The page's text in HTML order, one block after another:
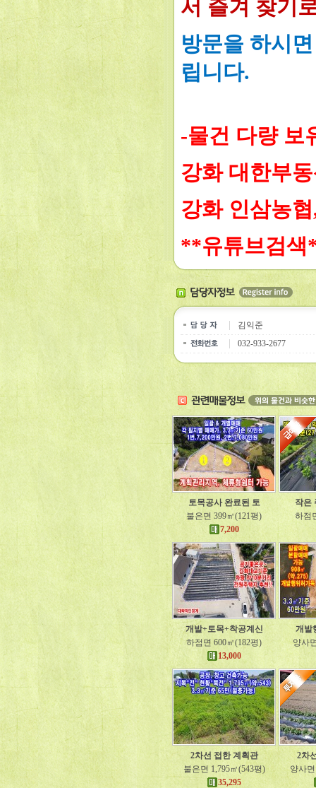
서 즐겨 찾기
방문을 하시
립니다.
-물건 다량 보
강화 대한부동
강화 인삼농
**유튜브검색
김익준
032-933-2677
토목공사 완료된 토
불은면 399㎡(121평)
7,200
작은
하점
개발+토목+착공계신
하점면 600㎡(182평)
13,000
개발
양사
2차선 접한 계획관
불은면 1,795㎡(543평)
35,295
2차
양사면